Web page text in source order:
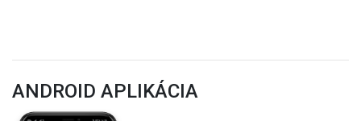
ANDROID APLIKÁCIA